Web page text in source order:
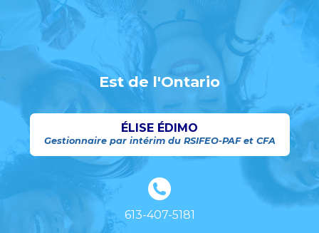
Est de l'Ontario
ÉLISE ÉDIMO
Gestionnaire par intérim du RSIFEO-PAF et CFA
613-407-5181